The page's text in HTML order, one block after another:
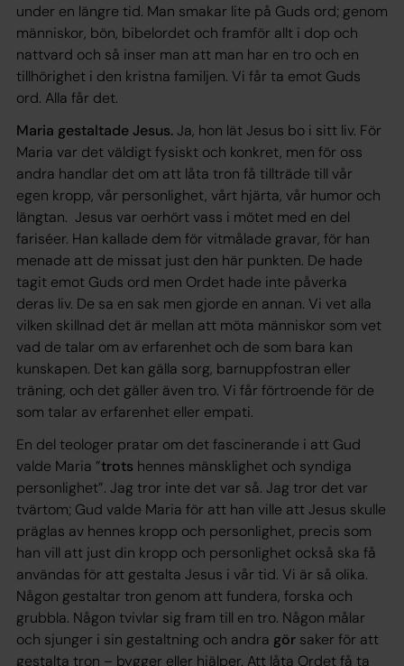
under en längre tid. Man smakar lite på Guds ord; genom
människor, bön, bibelordet och framför allt i dop och
nattvard och så inser man att man har en tro och en
tillhörighet i den kristna familjen. Vi får ta emot Guds
ord. Alla får det.
Maria gestaltade Jesus.Ja, hon lät Jesus bo i sitt liv. För
Maria var det väldigt fysiskt och konkret, men för oss
andra handlar det om att låta tron få tillträde till vår
egen kropp, vår personlighet, vårt hjärta, vår humor och
längtan. Jesus var oerhört vass i mötet med en del
fariséer. Han kallade dem för vitmålade gravar, för han
menade att de missat just den här punkten. De hade
tagit emot Guds ord men Ordet hade inte påverka
deras liv. De sa en sak men gjorde en annan. Vi vet alla
vilken skillnad det är mellan att möta människor som vet
vad de talar om av erfarenhet och de som bara kan
kunskapen. Det kan gälla sorg, barnuppfostran eller
träning, och det gäller även tro. Vi får förtroende för de
som talar av erfarenhet eller empati.
En del teologer pratar om det fascinerande i att Gud
valde Maria ”trots hennes mänsklighet och syndiga
personlighet”. Jag tror inte det var så. Jag tror det var
tvärtom; Gud valde Maria för att han ville att Jesus skulle
präglas av hennes kropp och personlighet, precis som
han vill att just din kropp och personlighet också ska få
användas för att gestalta Jesus i vår tid. Vi är så olika.
Någon gestaltar tron genom att fundera, forska och
grubbla. Någon tvivlar sig fram till en tro. Någon målar
och sjunger i sin gestaltning och andra gör saker för att
gestalta tron – bygger eller hjälper. Att låta Ordet få ta